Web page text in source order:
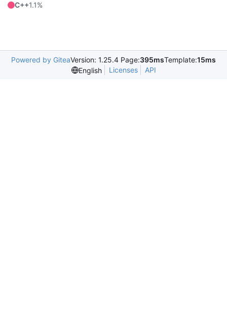
C++1.1%
Powered by GiteaVersion: 1.25.4 Page:395msTemplate:15ms
English
Licenses API